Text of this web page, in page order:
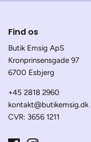
Find os
Butik Emsig ApS
Kronprinsensgade 97
6700 Esbjerg
+45 2818 2960
kontakt@butikemsig.dk
CVR: 3656 1211